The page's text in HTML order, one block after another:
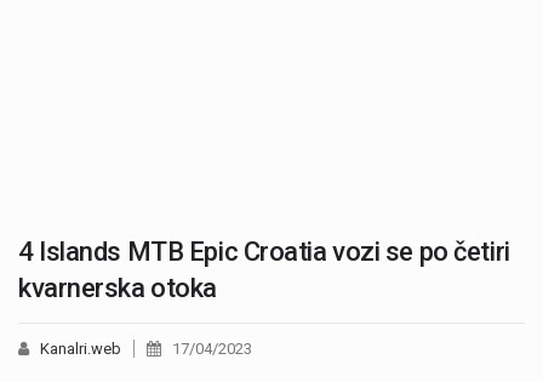
4 Islands MTB Epic Croatia vozi se po četiri
kvarnerska otoka
Kanalri.web 17/04/2023